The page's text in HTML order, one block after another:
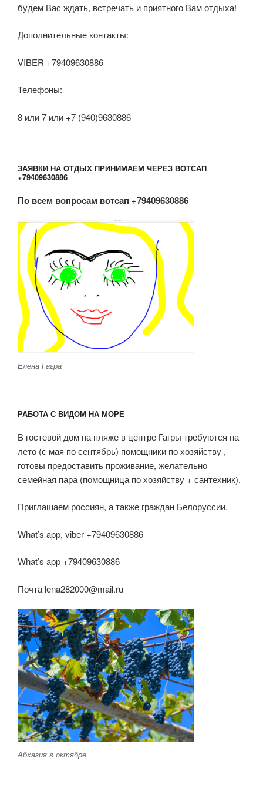
будем Вас ждать, встречать и приятного Вам отдыха!
Дополнительные контакты:
VIBER +79409630886
Телефоны:
8 или 7 или +7 (940)9630886
ЗАЯВКИ НА ОТДЫХ ПРИНИМАЕМ ЧЕРЕЗ ВОТСАП
+79409630886
По всем вопросам вотсап +79409630886
Елена Гагра
РАБОТА С ВИДОМ НА МОРЕ
В гостевой дом на пляже в центре Гагры требуются на
лето (с мая по сентябрь) помощники по хозяйству ,
готовы предоставить проживание, желательно
семейная пара (помощница по хозяйству + сантехник).
Приглашаем россиян, а также граждан Белоруссии.
What’s app, viber +79409630886
What’s app +79409630886
Почта lena282000@mail.ru
Абхазия в октябре